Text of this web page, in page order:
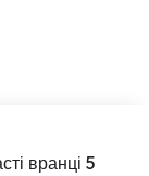
вранці 5